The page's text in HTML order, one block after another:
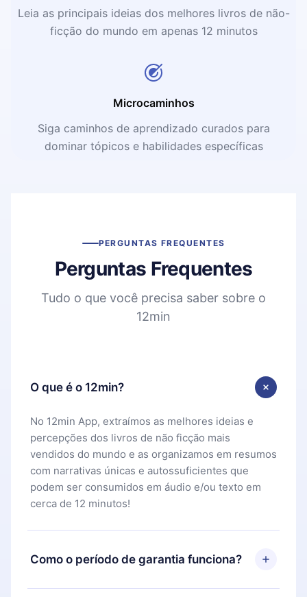
Leia as principais ideias dos melhores livros de não-
ficção do mundo em apenas 12 minutos
Microcaminhos
Siga caminhos de aprendizado curados para
dominar tópicos e habilidades específicas
PERGUNTAS FREQUENTES
Perguntas Frequentes
Tudo o que você precisa saber sobre o
12min
O que é o 12min?
No 12min App, extraímos as melhores ideias e
percepções dos livros de não ficção mais
vendidos do mundo e as organizamos em resumos
com narrativas únicas e autossuficientes que
podem ser consumidos em áudio e/ou texto em
cerca de 12 minutos!
Como o período de garantia funciona?
Você pode baixar nosso aplicativo e começar a